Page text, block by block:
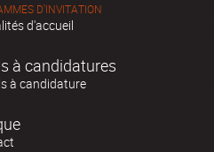
D'INVITATION
d'accueil
à candidatures
à candidature